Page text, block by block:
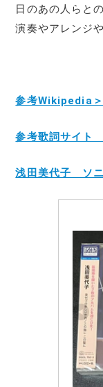
日のあの人らと
演奏やアレンジ
参考Wikipedia
参考歌詞サイト
浅田美代子 ソニ